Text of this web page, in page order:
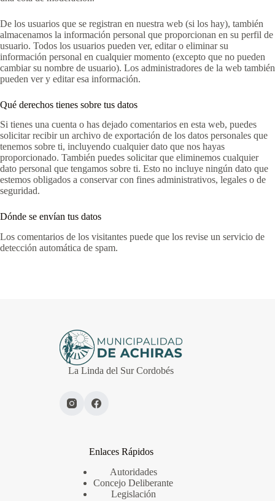
De los usuarios que se registran en nuestra web (si los hay), también
almacenamos la información personal que proporcionan en su perfil de
usuario. Todos los usuarios pueden ver, editar o eliminar su
información personal en cualquier momento (excepto que no pueden
cambiar su nombre de usuario). Los administradores de la web también
pueden ver y editar esa información.
Qué derechos tienes sobre tus datos
Si tienes una cuenta o has dejado comentarios en esta web, puedes
solicitar recibir un archivo de exportación de los datos personales que
tenemos sobre ti, incluyendo cualquier dato que nos hayas
proporcionado. También puedes solicitar que eliminemos cualquier
dato personal que tengamos sobre ti. Esto no incluye ningún dato que
estemos obligados a conservar con fines administrativos, legales o de
seguridad.
Dónde se envían tus datos
Los comentarios de los visitantes puede que los revise un servicio de
detección automática de spam.
La Linda del Sur Cordobés
Enlaces Rápidos
Autoridades
Concejo Deliberante
Legislación